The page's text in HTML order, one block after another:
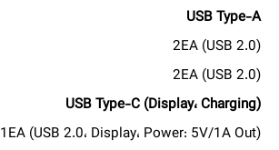
USB Type-A
2EA (USB 2.0)
2EA (USB 2.0)
USB Type-C (Display، Charging)
1EA (USB 2.0، Display، Power: 5V/1A Out)